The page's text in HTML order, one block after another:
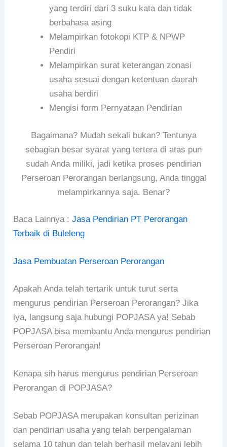
yang terdiri dari 3 suku kata dan tidak
berbahasa asing
Melampirkan fotokopi KTP & NPWP
Pendiri
Melampirkan surat keterangan zonasi
usaha sesuai dengan ketentuan daerah
usaha berdiri
Mengisi form Pernyataan Pendirian
Bagaimana? Mudah sekali bukan? Tentunya
sebagian besar syarat yang tertera di atas pun
sudah Anda miliki, jadi ketika proses pendirian
Perseroan Perorangan berlangsung, Anda tinggal
melampirkannya saja. Benar?
Baca Lainnya :Jasa Pendirian PT Perorangan
Terbaik di Buleleng
Jasa Pembuatan Perseroan Perorangan
Apakah Anda telah tertarik untuk turut serta
mengurus pendirian Perseroan Perorangan? Jika
iya, langsung saja hubungi POPJASA ya! Sebab
POPJASA bisa membantu Anda mengurus pendirian
Perseroan Perorangan!
Kenapa sih harus mengurus pendirian Perseroan
Perorangan di POPJASA?
Sebab POPJASA merupakan konsultan perizinan
dan pendirian usaha yang telah berpengalaman
selama 10 tahun dan telah berhasil melayani lebih